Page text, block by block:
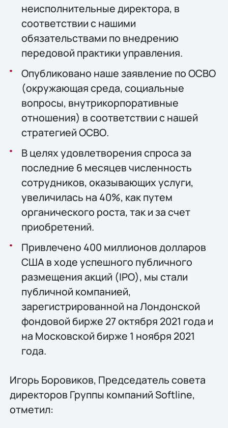
неисполнительные директора, в
соответствии с нашими
обязательствами по внедрению
передовой практики управления.
Опубликовано наше заявление по ОСВО
(окружающая среда, социальные
вопросы, внутрикорпоративные
отношения) в соответствии с нашей
стратегией ОСВО.
В целях удовлетворения спроса за
последние 6 месяцев численность
сотрудников, оказывающих услуги,
увеличилась на 40%, как путем
органического роста, так и за счет
приобретений.
Привлечено 400 миллионов долларов
США в ходе успешного публичного
размещения акций (IPO), мы стали
публичной компанией,
зарегистрированной на Лондонской
фондовой бирже 27 октября 2021 года и
на Московской бирже 1 ноября 2021
года.
Игорь Боровиков, Председатель совета
директоров Группы компаний Softline,
отметил: